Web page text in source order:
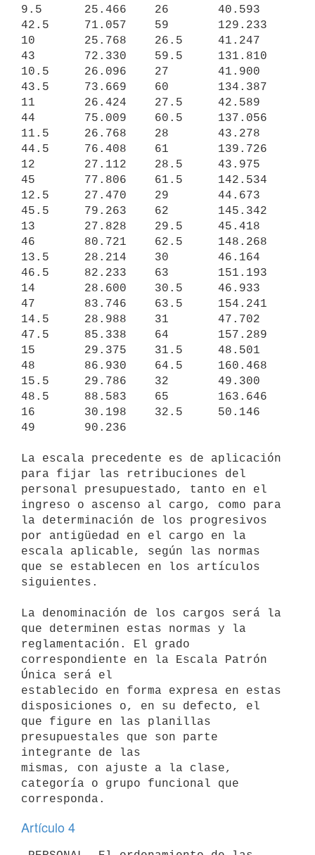
9.5      25.466    26       40.593
42.5     71.057    59       129.233
10       25.768    26.5     41.247
43       72.330    59.5     131.810
10.5     26.096    27       41.900
43.5     73.669    60       134.387
11       26.424    27.5     42.589
44       75.009    60.5     137.056
11.5     26.768    28       43.278
44.5     76.408    61       139.726
12       27.112    28.5     43.975
45       77.806    61.5     142.534
12.5     27.470    29       44.673
45.5     79.263    62       145.342
13       27.828    29.5     45.418
46       80.721    62.5     148.268
13.5     28.214    30       46.164
46.5     82.233    63       151.193
14       28.600    30.5     46.933
47       83.746    63.5     154.241
14.5     28.988    31       47.702
47.5     85.338    64       157.289
15       29.375    31.5     48.501
48       86.930    64.5     160.468
15.5     29.786    32       49.300
48.5     88.583    65       163.646
16       30.198    32.5     50.146
49       90.236
La escala precedente es de aplicación
para fijar las retribuciones del
personal presupuestado, tanto en el
ingreso o ascenso al cargo, como para
la determinación de los progresivos
por antigüedad en el cargo en la
escala aplicable, según las normas
que se establecen en los artículos
siguientes.
La denominación de los cargos será la
que determinen estas normas y la
reglamentación. El grado
correspondiente en la Escala Patrón
Única será el
establecido en forma expresa en estas
disposiciones o, en su defecto, el
que figure en las planillas
presupuestales que son parte
integrante de las
mismas, con ajuste a la clase,
categoría o grupo funcional que
Artículo 4